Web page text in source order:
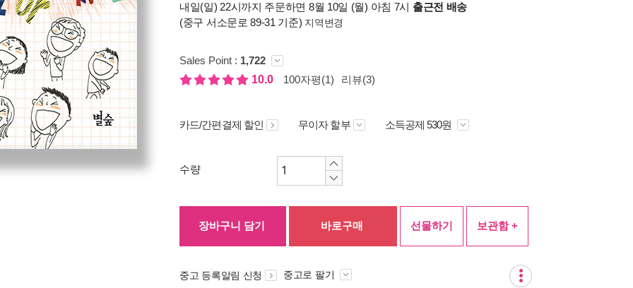
내일(일) 22시까지 주문하면 8월 10일 (월) 아침 7시 출근전 배송
(중구 서소문로 89-31 기준) 지역변경
Sales Point : 1,722
10.0
100자평(1) 리뷰(3)
카드/간편결제 할인 무이자 할부 소득공제 530원
수량
장바구니 담기 바로구매 선물하기 보관함 +
중고 등록알림 신청 중고로 팔기